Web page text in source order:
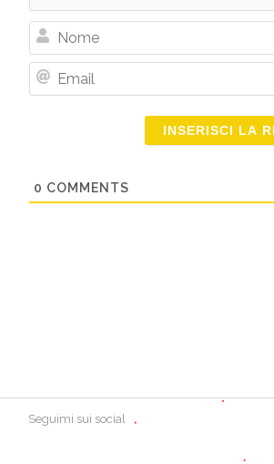
Nome
0 COMMENTS
Seguimi sui social